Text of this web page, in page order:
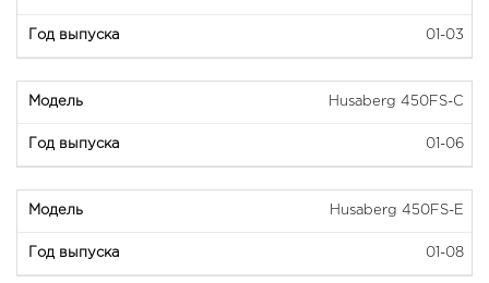
01-03
Husaberg 450FS-C
01-06
Husaberg 450FS-E
01-08